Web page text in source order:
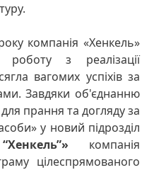
компанія «Хенкель»
роботу з реалізації
вагомих успіхів за
Завдяки об'єднанню
для прання та догляду за
у новий підрозділ
компанія
цілеспрямованого